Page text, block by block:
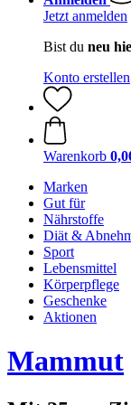
Jetzt anmelden
Bist du neu
Konto erstellen
Warenkorb
Marken
Gut für
Nährstoffe
Diät &
Sport
Lebensmittel
Körperpflege
Geschenke
Aktionen
Mammut